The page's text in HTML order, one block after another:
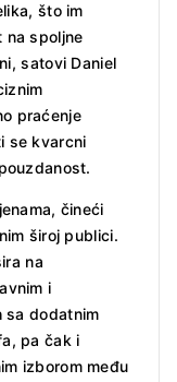
što im
na spoljne
satovi Daniel
praćenje
se kvarcni
čineći
široj publici.
na
i
sa dodatnim
pa čak i
izborom među